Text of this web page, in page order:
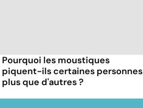
Pourquoi les moustiques
piquent-ils certaines personnes
plus que d'autres ?